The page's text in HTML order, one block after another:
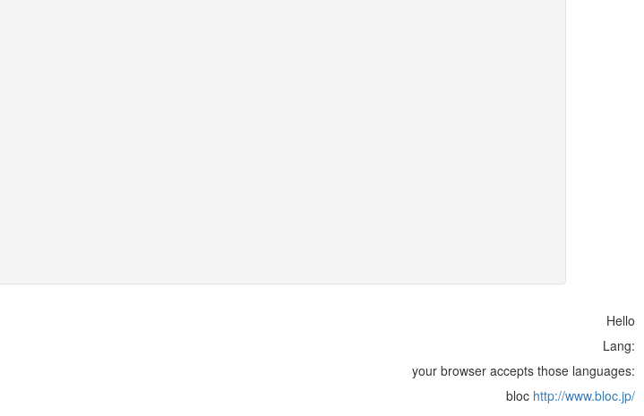
Hello
Lang:
your browser accepts those languages:
bloc http://www.bloc.jp/